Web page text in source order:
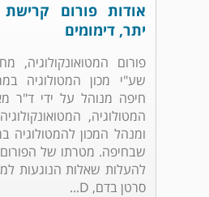
אודות פורום
יתר, דימומים
פורום המטואונקולוגיה,
שע"י מכון המטולוגיה
חיפה מנוהל על ידי ד"ר
המטולוגיה,
ומנהל המכון להמטולוגיה
שבחיפה. מטרתו של
להעלות שאלות הנוגעות
סרטן בדם, D...